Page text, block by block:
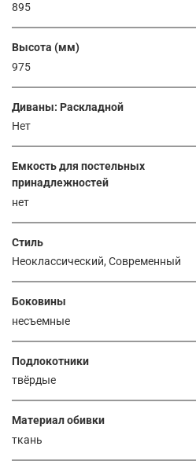
895
Высота (мм)
975
Диваны: Раскладной
Нет
Емкость для постельных
принадлежностей
нет
Стиль
Неоклассический, Современный
Боковины
несъемные
Подлокотники
твёрдые
Материал обивки
ткань